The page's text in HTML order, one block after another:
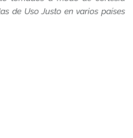
de Uso Justo en varios países